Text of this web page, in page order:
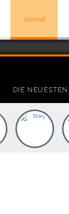
Journal
DIE